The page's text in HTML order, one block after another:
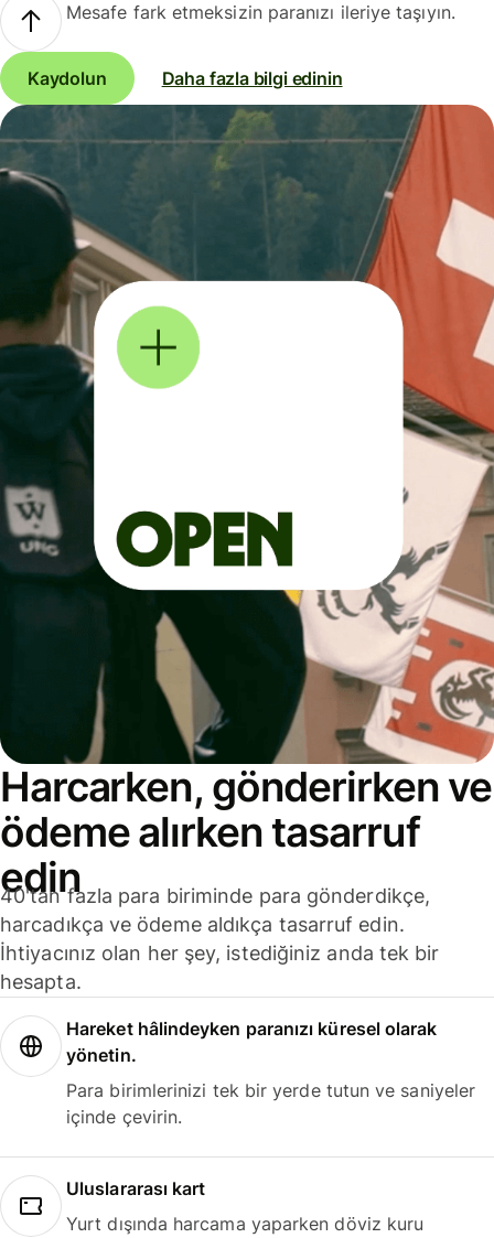
Mesafe fark etmeksizin paranızı ileriye taşıyın.
Kaydolun Daha fazla bilgi edinin
Harcarken, gönderirken ve
ödeme alırken tasarruf
edin
40'tan fazla para biriminde para gönderdikçe,
harcadıkça ve ödeme aldıkça tasarruf edin.
İhtiyacınız olan her şey, istediğiniz anda tek bir
hesapta.
Hareket hâlindeyken paranızı küresel olarak
yönetin.
Para birimlerinizi tek bir yerde tutun ve saniyeler
içinde çevirin.
Uluslararası kart
Yurt dışında harcama yaparken döviz kuru